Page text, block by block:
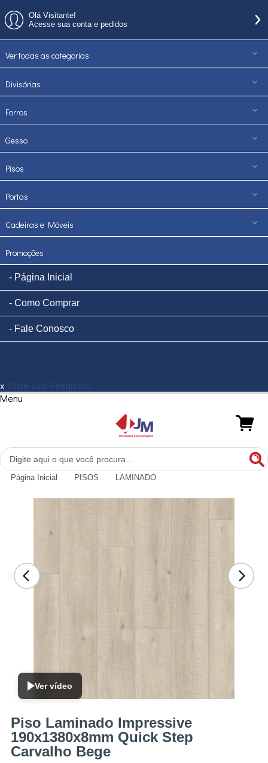
Olá Visitante!
Acesse sua conta e pedidos
Ver todas as categorias
Divisórias
Forros
Gesso
Pisos
Portas
Cadeiras e Móveis
Promoções
Página Inicial
Como Comprar
Fale Conosco
x Filtre sua Pesquisa:
Menu
Página Inicial PISOS LAMINADO
Ver vídeo
Piso Laminado Impressive
190x1380x8mm Quick Step
Carvalho Bege